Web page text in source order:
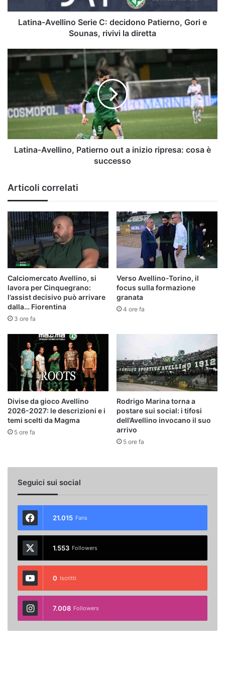
Sounas,
riviviLatina-Avellino Serie C: decidono Patierno, Gori e
Sounas, rivivi la diretta
Latina-
Patierno
inizio
ripresa:
è
successo
Latina-Avellino, Patierno out a inizio ripresa: cosa è
successo
Articoli correlati
Calciomercato Avellino, si
lavora per Cinquegrano:
l’assist decisivo può arrivare
dalla… Fiorentina
3 ore fa
Verso Avellino-Torino, il
focus sulla formazione
granata
4 ore fa
Divise da gioco Avellino
2026-2027: le descrizioni e i
temi scelti da Magma
5 ore fa
Rodrigo Marina torna a
postare sui social: i tifosi
dell’Avellino invocano il suo
arrivo
5 ore fa
Seguici sui social
21.015 Fans
1.553 Followers
0 Iscritti
7.008 Followers